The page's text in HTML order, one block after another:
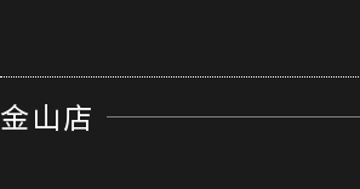
金山店